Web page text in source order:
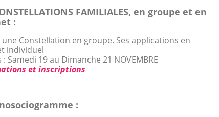
FAMILIALES, en groupe et en
:
Constellation en groupe. Ses applications en
individuel
Samedi 19 au Dimanche 21 NOVEMBRE
et inscriptions
: